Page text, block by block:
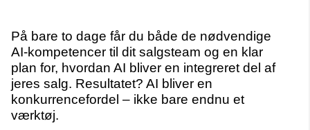
På bare to dage får du både de nødvendige
AI-kompetencer til dit salgsteam og en klar
plan for, hvordan AI bliver en integreret del af
jeres salg. Resultatet? AI bliver en
konkurrencefordel – ikke bare endnu et
værktøj.